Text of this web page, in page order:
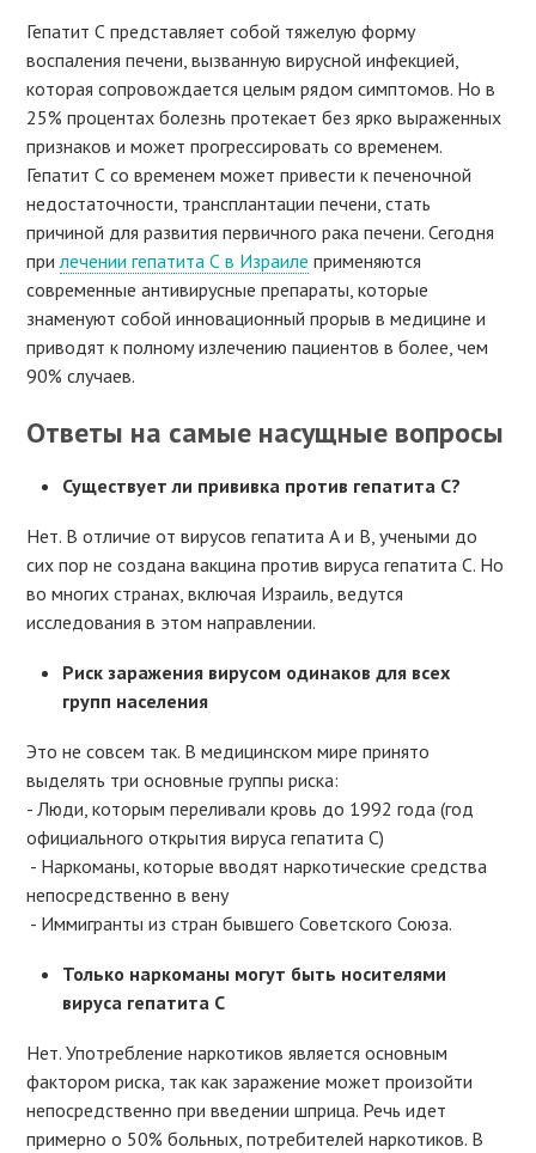
Гепатит С представляет собой тяжелую форму
воспаления печени, вызванную вирусной инфекцией,
которая сопровождается целым рядом симптомов. Но в
25% процентах болезнь протекает без ярко выраженных
признаков и может прогрессировать со временем.
Гепатит С со временем может привести к печеночной
недостаточности, трансплантации печени, стать
причиной для развития первичного рака печени. Сегодня
прилечении гепатита С в Израиле применяются
современные антивирусные препараты, которые
знаменуют собой инновационный прорыв в медицине и
приводят к полному излечению пациентов в более, чем
90% случаев.
Ответы на самые насущные вопросы
Существует ли прививка против гепатита С?
Нет. В отличие от вирусов гепатита А и В, учеными до
сих пор не создана вакцина против вируса гепатита С. Но
во многих странах, включая Израиль, ведутся
исследования в этом направлении.
Риск заражения вирусом одинаков для всех
групп населения
Это не совсем так. В медицинском мире принято
выделять три основные группы риска:
- Люди, которым переливали кровь до 1992 года (год
официального открытия вируса гепатита С)
- Наркоманы, которые вводят наркотические средства
непосредственно в вену
- Иммигранты из стран бывшего Советского Союза.
Только наркоманы могут быть носителями
вируса гепатита С
Нет. Употребление наркотиков является основным
фактором риска, так как заражение может произойти
непосредственно при введении шприца. Речь идет
примерно о 50% больных, потребителей наркотиков. В